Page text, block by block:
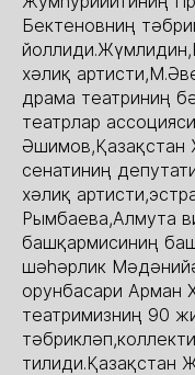
Бектеновниң
хәлиқ
драма театриниң
театрлар
Әшимов,Қазақстан
сенатиниң
хәлиқ
Рымбаева,Алмута
башқармисиниң
шәһәрлик
орунбасари Арман
театримизниң 90
тилиди.Қазақстан